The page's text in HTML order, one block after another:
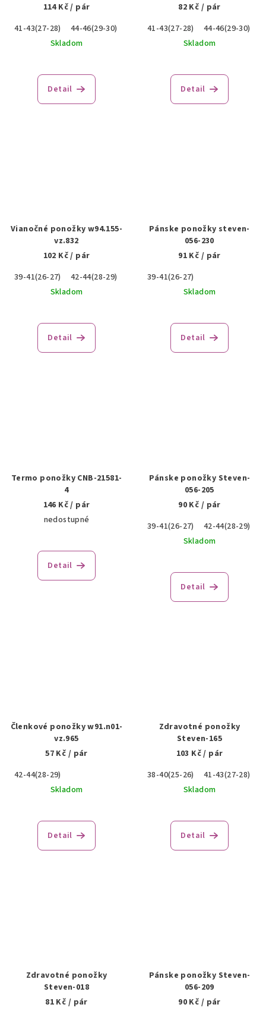
114 Kč/ pár
41-43(27-28)
44-46(29-30)
Skladom
Detail
82 Kč / pár
41-43(27-28)
44-46(29-30)
Skladom
Detail
Vianočné ponožky w94.155-
vz.832
102 Kč/ pár
39-41(26-27)
42-44(28-29)
Skladom
Detail
Pánske ponožky steven-
056-230
91 Kč / pár
39-41(26-27)
Skladom
Detail
Termo ponožky CNB-21581-
4
146 Kč/ pár
nedostupné
Detail
Pánske ponožky Steven-
056-205
90 Kč / pár
39-41(26-27)
42-44(28-29)
Skladom
Detail
Členkové ponožky w91.n01-
vz.965
57 Kč / pár
42-44(28-29)
Skladom
Detail
Zdravotné ponožky
Steven-165
103 Kč/ pár
38-40(25-26)
41-43(27-28)
Skladom
Detail
Zdravotné ponožky
Steven-018
81 Kč / pár
Pánske ponožky Steven-
056-209
90 Kč / pár